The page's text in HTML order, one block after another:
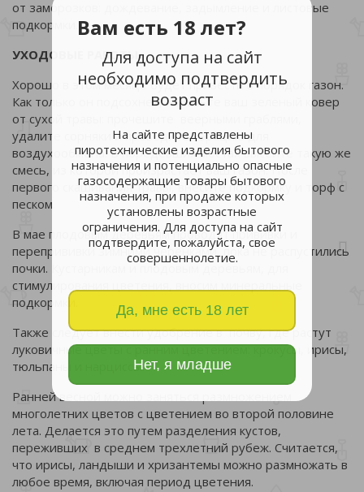
Вам есть 18 лет?
Для доступа на сайт
необходимо подтвердить
возраст
На сайте представлены
пиротехнические изделия бытового
назначения и потенциально опасные
газосодержащие товары бытового
назначения, при продаже которых
установлены возрастные
ограничения. Для доступа на сайт
подтвердите, пожалуйста, свое
совершеннолетие.
Да, мне есть 18 лет
Нет, я младше
от заморозков: дождевание, задымление и листовые
подкормки.
УХОДОВЫЕ РАБОТЫ
Хорошо в этом месяце будет привести в порядок газон.
Как только он подсохнет, избавьте ваш зеленый ковер
от сухой травы: прочешите веерными граблями,
удалите сорняки и проведите аэрацию для
воздухообмена. В поредевших местах высейте такую же
смесь, из которой произрастает ваш газон. После
первого скашивания травы, внесите подкормку и торф с
песком.
В мае плодовым деревьям проводят прививки и
перепрививки зимними черенками, пока не распустились
почки. Кустарникам и плодовым деревьям, для
стимулирования цветения, вносим минеральные
подкормки.
Также следует внести удобрение в почву, где растут
луковичные цветы с ранним цветением: крокусы, ирисы,
тюльпаны и нарциссы.
Ранней весной можно заняться размножением
многолетних цветов с цветением во второй половине
лета. Делается это путем разделения кустов,
переживших в среднем трехлетний рубеж. Считается,
что ирисы, ландыши и хризантемы можно размножать в
любое время, включая период цветения.